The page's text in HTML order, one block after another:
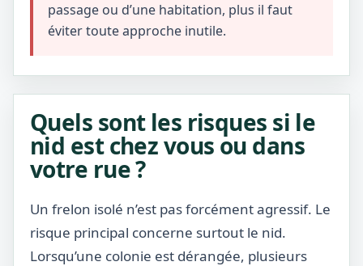
passage ou d’une habitation, plus il faut
éviter toute approche inutile.
Quels sont les risques si le
nid est chez vous ou dans
votre rue ?
Un frelon isolé n’est pas forcément agressif. Le
risque principal concerne surtout le nid.
Lorsqu’une colonie est dérangée, plusieurs